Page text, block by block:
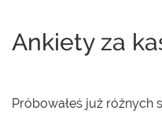
Ankiety za
Próbowałeś już różnych